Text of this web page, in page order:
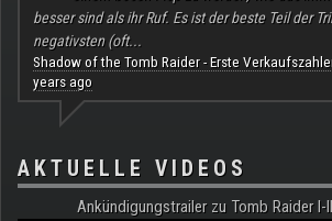
besser sind als ihr Ruf. Es ist der beste Teil der
negativsten (oft...
Shadow of the Tomb Raider - Erste
years ago
AKTUELLE VIDEOS
Ankündigungstrailer zu Tomb Raider I-